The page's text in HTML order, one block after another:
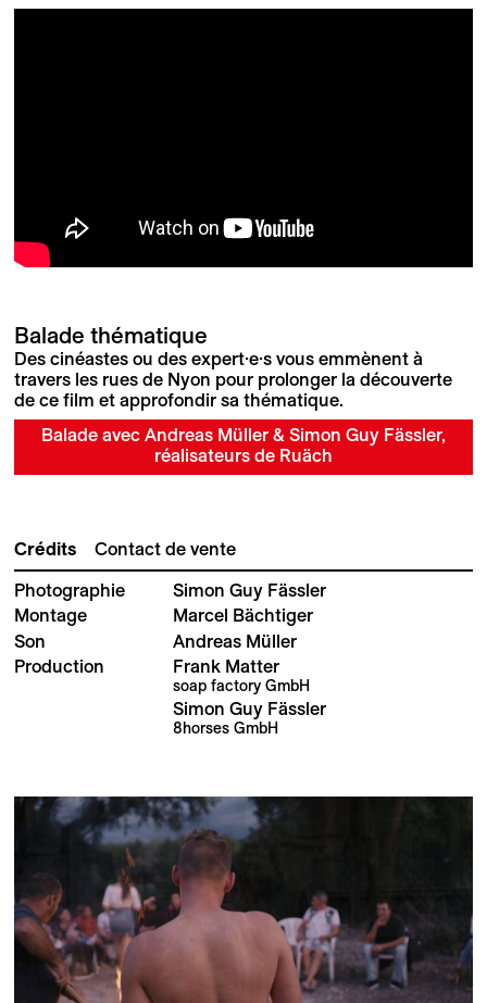
Balade thématique
Des cinéastes ou des expert·e·s vous emmènent à
travers les rues de Nyon pour prolonger la découverte
de ce film et approfondir sa thématique.
Balade avec Andreas Müller & Simon Guy Fässler,
réalisateurs de Ruäch
Crédits Contact de vente
Photographie
Simon Guy Fässler
Montage
Marcel Bächtiger
Son
Andreas Müller
Production
Frank Matter
soap factory GmbH
Simon Guy Fässler
8horses GmbH